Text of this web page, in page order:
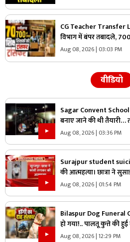
CG Teacher Transfer
विभाग में बंपर तबादले,
का ट्रांसफर लिस्ट जारी,
Aug 08, 2026 | 03:03 PM
वीडियो
Sagar Convent School
बनाए जाने की थी
और पुलिस, स्कूल में मचा
Aug 08, 2026 | 03:36 PM
Surajpur student
की आत्महत्या। छात्रा ने
Aug 08, 2026 | 01:54 PM
Bilaspur Dog Funeral
हो गया!.. पालतू कुत्ते की
दाह संस्कार तो शुरू हो गया
Aug 08, 2026 | 12:29 PM